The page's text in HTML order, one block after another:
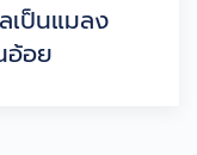
เป็นแมลง
อ้อย